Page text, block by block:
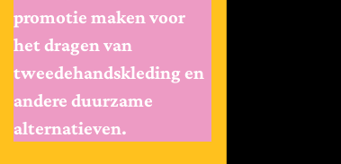
promotie maken voor
het dragen van
tweedehandskleding en
andere duurzame
alternatieven.